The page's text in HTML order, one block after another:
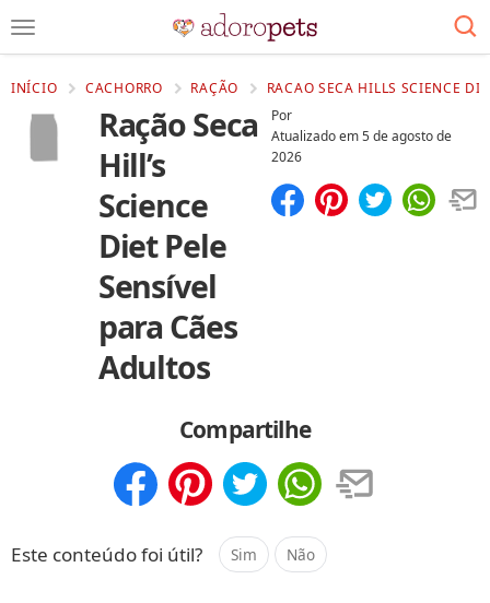
INÍCIO CACHORRO RAÇÃO RACAO SECA HILLS SCIENCE
Ração Seca
Hill’s
Science
Diet Pele
Sensível
para Cães
Adultos
Por
Atualizado em5 de agosto de
2026
Compartilhe
Este conteúdo foi útil? Sim Não